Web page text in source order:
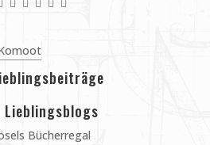
Lieblingsblogs
Bücherregal